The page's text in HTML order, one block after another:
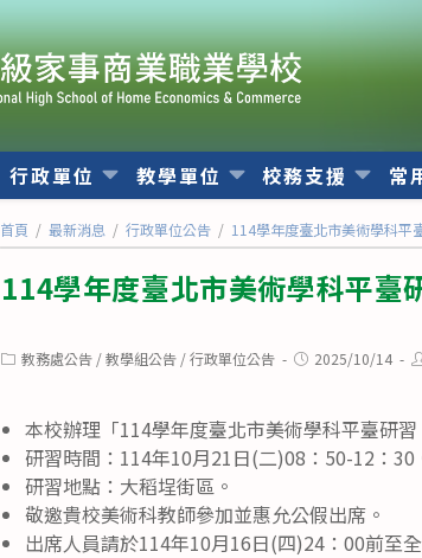
行政單位 教學單位 校務支援 常
首頁 / 最新消息 / 行政單位公告 / 114學年度臺北市美術學科平
114學年度臺北市美術學科平臺
Post教務處公告 / 教學組公告 / 行政單位公告
Post2025/10/14
本校辦理「114學年度臺北市美術學科平臺研
研習時間：114年10月21日(二)08：50-12：30
研習地點：大稻埕街區。
敬邀貴校美術科教師參加並惠允公假出席。
出席人員請於114年10月16日(四)24：00前至